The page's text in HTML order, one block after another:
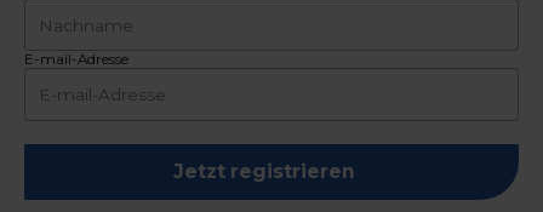
E-mail-Adresse
Jetzt registrieren